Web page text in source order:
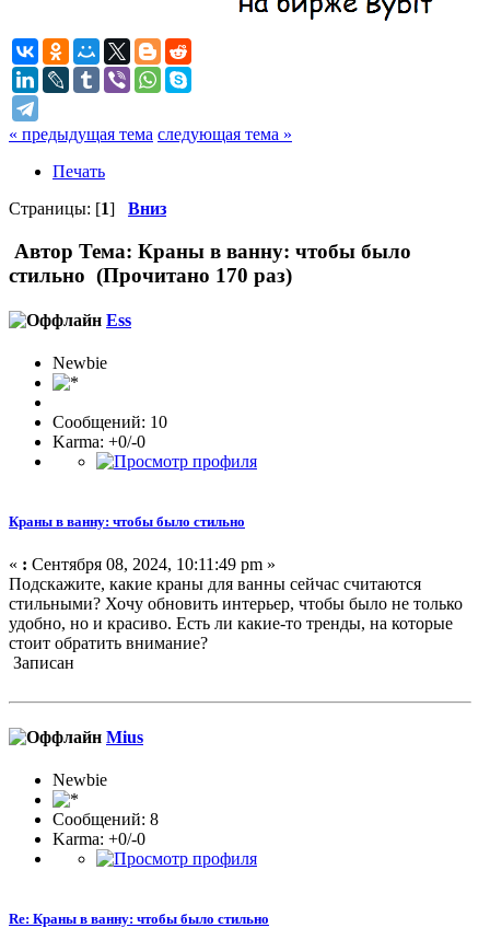
« предыдущая тема следующая тема »
Печать
Страницы: [1] Вниз
Автор Тема: Краны в ванну: чтобы было
стильно (Прочитано 170 раз)
Ess
Newbie
Сообщений: 10
Karma: +0/-0
Краны в ванну: чтобы было стильно
« : Сентября 08, 2024, 10:11:49 pm »
Подскажите, какие краны для ванны сейчас считаются
стильными? Хочу обновить интерьер, чтобы было не только
удобно, но и красиво. Есть ли какие-то тренды, на которые
стоит обратить внимание?
Записан
Mius
Newbie
Сообщений: 8
Karma: +0/-0
Re: Краны в ванну: чтобы было стильно